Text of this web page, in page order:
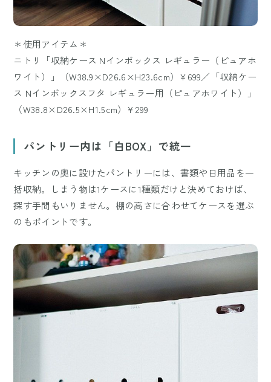
＊使用アイテム＊
ニトリ「収納ケース Nインボックス レギュラー（ピュアホ
ワイト）」（W38.9×D26.6×H23.6cm）¥699／「収納ケー
ス Nインボックスフタ レギュラー用（ピュアホワイト）」
（W38.8×D26.5×H1.5cm）¥299
パントリー内は「白BOX」で統一
キッチンの奥に設けたパントリーには、書類や日用品を一
括収納。しまう物は1ケースに1種類だけと決めておけば、
探す手間もいりません。棚の高さに合わせてケースを選ぶ
のもポイントです。